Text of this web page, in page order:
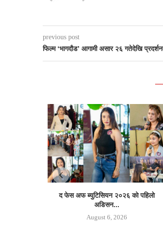
previous post
फिल्म ‘भागदौड’ आगामी असार २६ गतेदेखि
द फेस अफ ब्युटिसियन २०२६ काे पहिलाे
अडिसन...
August 6, 2026